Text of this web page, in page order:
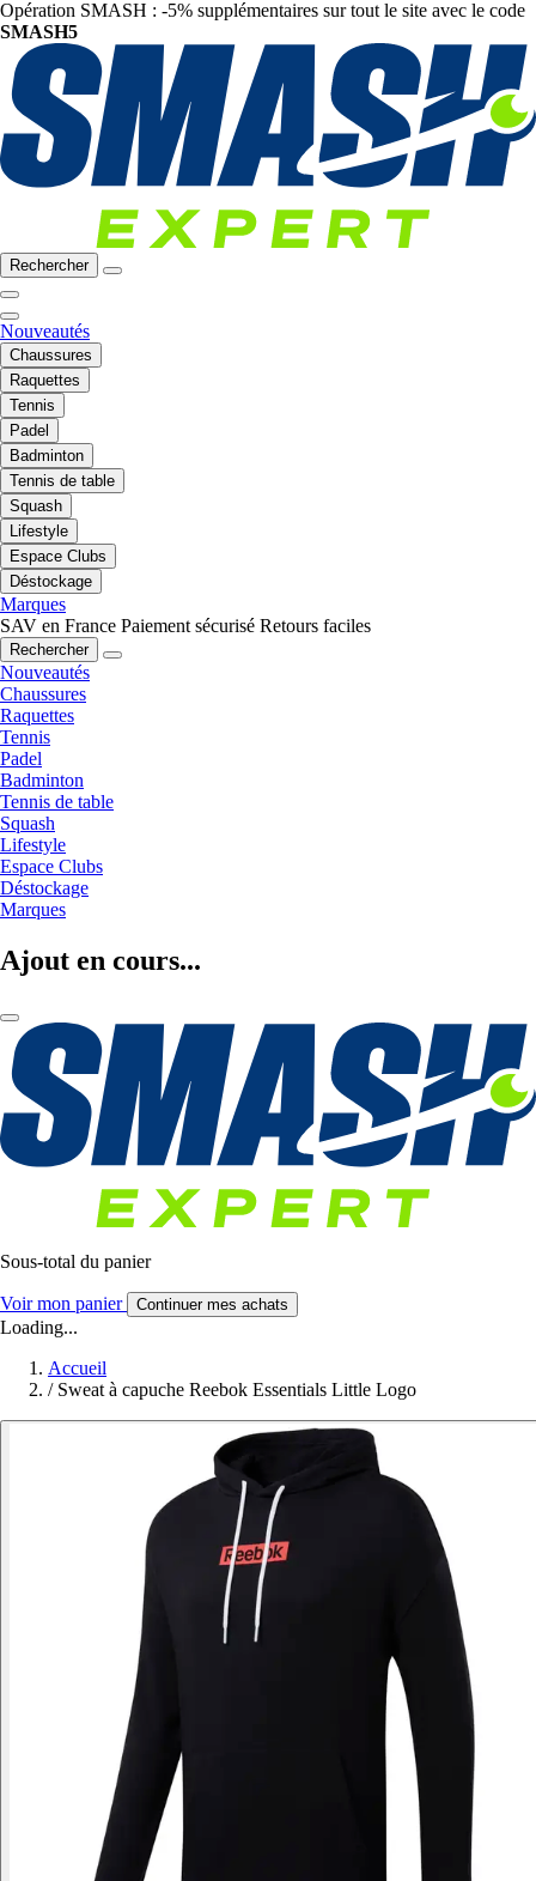
Opération SMASH : -5% supplémentaires sur tout le site avec le code
SMASH5
Rechercher
Nouveautés
Chaussures
Raquettes
Tennis
Padel
Badminton
Tennis de table
Squash
Lifestyle
Espace Clubs
Déstockage
Marques
SAV en France Paiement sécurisé Retours faciles
Rechercher
Nouveautés
Chaussures
Raquettes
Tennis
Padel
Badminton
Tennis de table
Squash
Lifestyle
Espace Clubs
Déstockage
Marques
Ajout en cours...
Sous-total du panier
Voir mon panier Continuer mes achats
Loading...
Accueil
/ Sweat à capuche Reebok Essentials Little Logo